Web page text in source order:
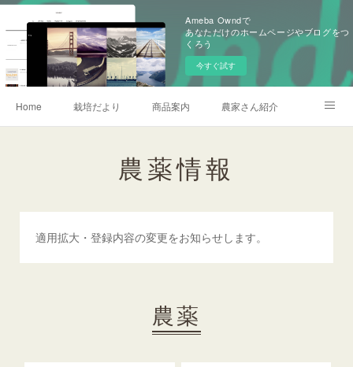
Ameba Owndで
あなただけのホームページやブログをつ
くろう
今すぐ試す
Home 栽培だより 商品案内 農家さん紹介
記事一覧農薬情報
適用拡大・登録内容の変更をお知らせします。
農薬